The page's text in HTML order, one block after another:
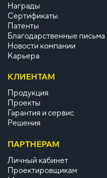
Награды
Сертификаты
Патенты
Благодарственные письма
Новости компании
Карьера
КЛИЕНТАМ
Продукция
Проекты
Гарантия и сервис
Решения
ПАРТНЕРАМ
Личный кабинет
Проектировщикам